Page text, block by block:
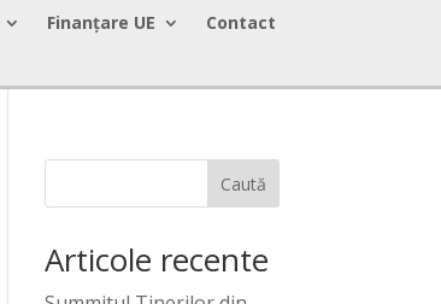
Finanțare UE Contact
Caută
Articole recente